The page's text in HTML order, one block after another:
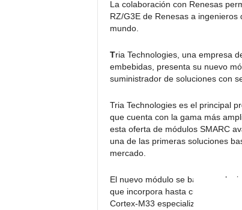
La colaboración con Renesas
RZ/G3E de Renesas a
mundo.
Tria Technologies, una empresa
embebidas, presenta su nuevo
suministrador de soluciones con
Tria Technologies es el principal
que cuenta con la gama más
esta oferta de módulos SMARC
una de las primeras soluciones
mercado.
El nuevo módulo se basa en el
que incorpora hasta cuatro
Cortex-M33 especializado para